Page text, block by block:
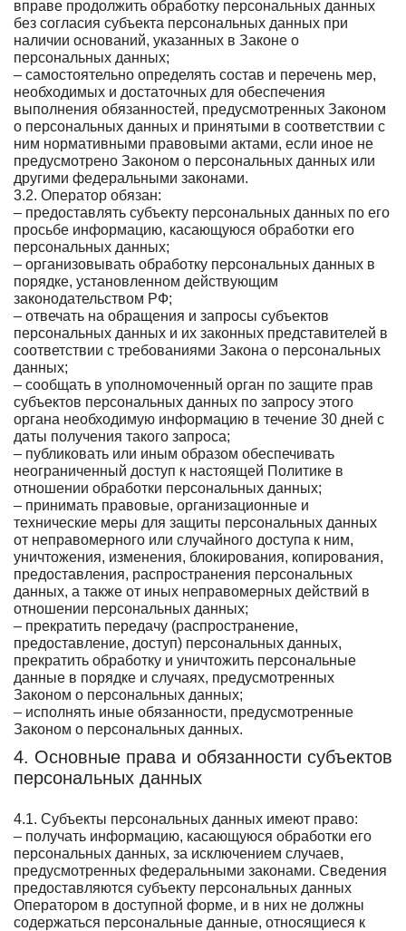
вправе продолжить обработку персональных данных
без согласия субъекта персональных данных при
наличии оснований, указанных в Законе о
персональных данных;
– самостоятельно определять состав и перечень мер,
необходимых и достаточных для обеспечения
выполнения обязанностей, предусмотренных Законом
о персональных данных и принятыми в соответствии с
ним нормативными правовыми актами, если иное не
предусмотрено Законом о персональных данных или
другими федеральными законами.
3.2. Оператор обязан:
– предоставлять субъекту персональных данных по его
просьбе информацию, касающуюся обработки его
персональных данных;
– организовывать обработку персональных данных в
порядке, установленном действующим
законодательством РФ;
– отвечать на обращения и запросы субъектов
персональных данных и их законных представителей в
соответствии с требованиями Закона о персональных
данных;
– сообщать в уполномоченный орган по защите прав
субъектов персональных данных по запросу этого
органа необходимую информацию в течение 30 дней с
даты получения такого запроса;
– публиковать или иным образом обеспечивать
неограниченный доступ к настоящей Политике в
отношении обработки персональных данных;
– принимать правовые, организационные и
технические меры для защиты персональных данных
от неправомерного или случайного доступа к ним,
уничтожения, изменения, блокирования, копирования,
предоставления, распространения персональных
данных, а также от иных неправомерных действий в
отношении персональных данных;
– прекратить передачу (распространение,
предоставление, доступ) персональных данных,
прекратить обработку и уничтожить персональные
данные в порядке и случаях, предусмотренных
Законом о персональных данных;
– исполнять иные обязанности, предусмотренные
Законом о персональных данных.
4. Основные права и обязанности субъектов
персональных данных
4.1. Субъекты персональных данных имеют право:
– получать информацию, касающуюся обработки его
персональных данных, за исключением случаев,
предусмотренных федеральными законами. Сведения
предоставляются субъекту персональных данных
Оператором в доступной форме, и в них не должны
содержаться персональные данные, относящиеся к